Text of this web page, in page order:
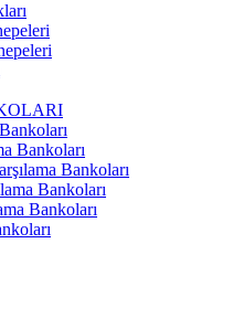
Bankoları
Bankoları
Bankoları
Bankoları